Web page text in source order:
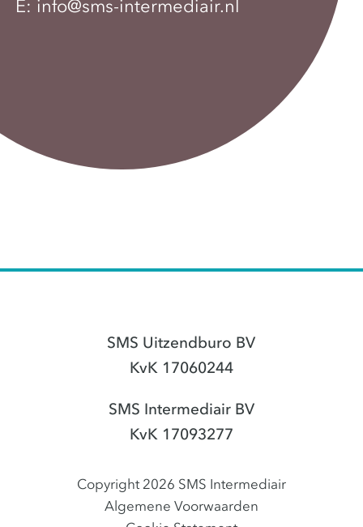
E: info@sms-intermediair.nl
SMS Uitzendburo BV
KvK 17060244
SMS Intermediair BV
KvK 17093277
Copyright 2026 SMS Intermediair
Algemene Voorwaarden